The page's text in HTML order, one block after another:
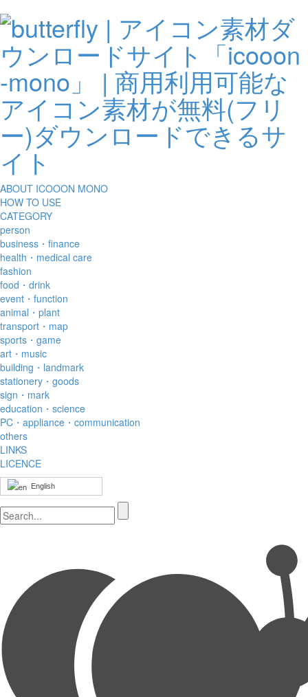
ABOUT ICOOON MONO
HOW TO USE
CATEGORY
person
business・finance
health・medical care
fashion
food・drink
event・function
animal・plant
transport・map
sports・game
art・music
building・landmark
stationery・goods
sign・mark
education・science
PC・appliance・communication
others
LINKS
LICENCE
English